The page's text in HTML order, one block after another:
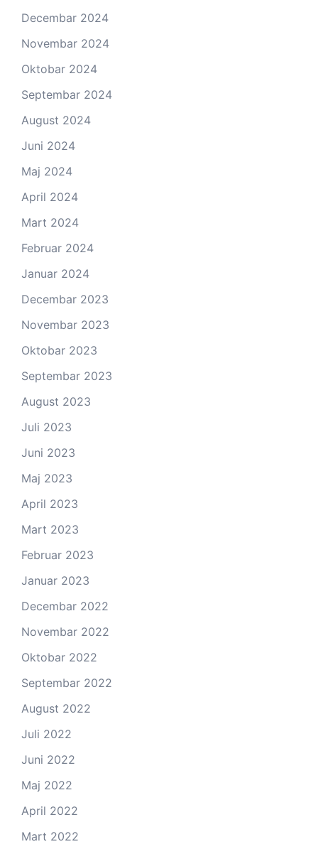
Decembar 2024
Novembar 2024
Oktobar 2024
Septembar 2024
August 2024
Juni 2024
Maj 2024
April 2024
Mart 2024
Februar 2024
Januar 2024
Decembar 2023
Novembar 2023
Oktobar 2023
Septembar 2023
August 2023
Juli 2023
Juni 2023
Maj 2023
April 2023
Mart 2023
Februar 2023
Januar 2023
Decembar 2022
Novembar 2022
Oktobar 2022
Septembar 2022
August 2022
Juli 2022
Juni 2022
Maj 2022
April 2022
Mart 2022